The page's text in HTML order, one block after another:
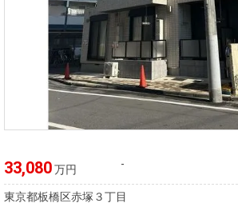
33,080万円 -
東京都板橋区赤塚３丁目